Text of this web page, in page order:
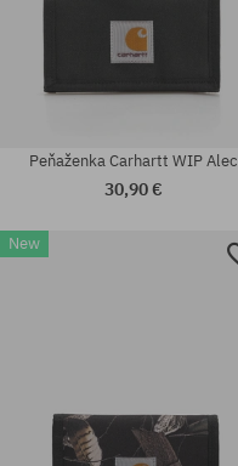
Peňaženka Carhartt WIP Alec
30,90 €
New